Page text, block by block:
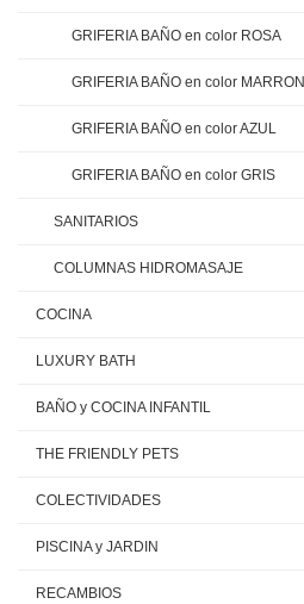
GRIFERIA BAÑO en color ROSA
GRIFERIA BAÑO en color MARRON
GRIFERIA BAÑO en color AZUL
GRIFERIA BAÑO en color GRIS
SANITARIOS
COLUMNAS HIDROMASAJE
COCINA
LUXURY BATH
BAÑO y COCINA INFANTIL
THE FRIENDLY PETS
COLECTIVIDADES
PISCINA y JARDIN
RECAMBIOS